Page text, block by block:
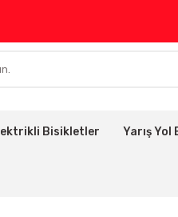
Bisikletler Yarış